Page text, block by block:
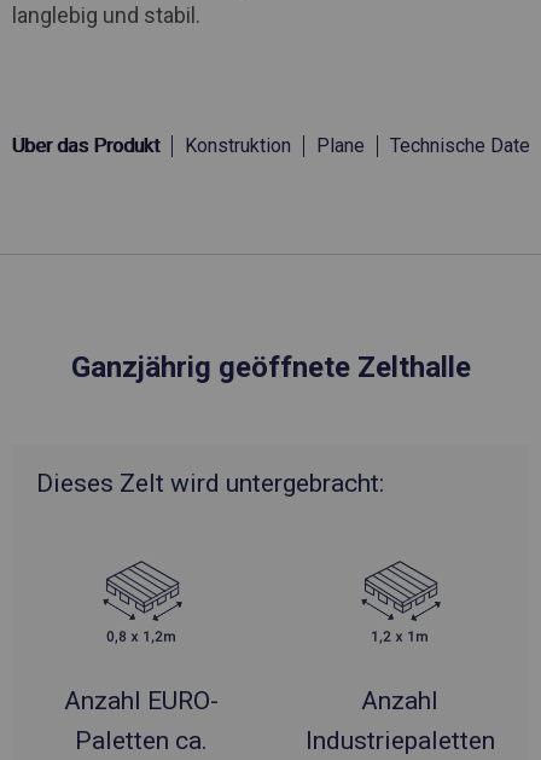
langlebig und stabil.
Über das Produkt Konstruktion Plane Technische Daten
Ganzjährig geöffnete Zelthalle
Dieses Zelt wird untergebracht:
Anzahl EURO-
Paletten ca.
Anzahl
Industriepaletten